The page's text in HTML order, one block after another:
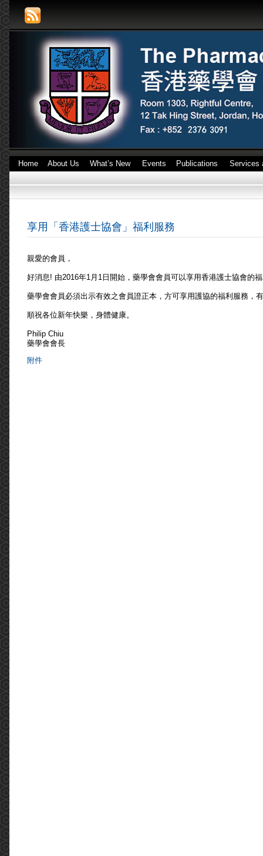
Home About Us What’s New Events Publications Services
享用「香港護士協會」福利服務
親愛的會員，
好消息! 由2016年1月1日開始，藥學會會員可以享用香港護士協會的
藥學會會員必須出示有效之會員證正本，方可享用護協的福利服務，
順祝各位新年快樂，身體健康。
Philip Chiu
藥學會會長
附件